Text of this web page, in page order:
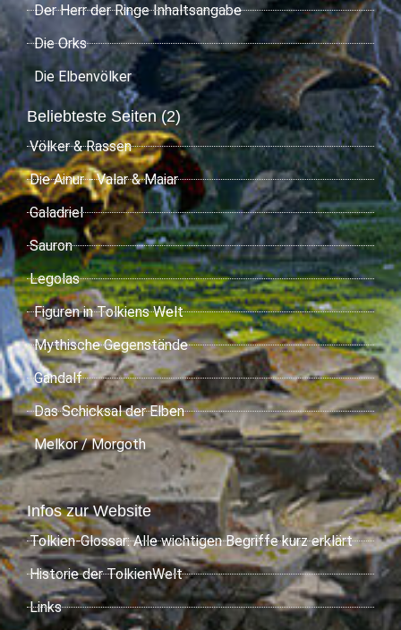
Der Herr der Ringe Inhaltsangabe
Die Orks
Die Elbenvölker
Beliebteste Seiten (2)
Völker & Rassen
Die Ainur - Valar & Maiar
Galadriel
Sauron
Legolas
Figuren in Tolkiens Welt
Mythische Gegenstände
Gandalf
Das Schicksal der Elben
Melkor / Morgoth
Infos zur Website
Tolkien-Glossar: Alle wichtigen Begriffe kurz erklärt
Historie der TolkienWelt
Links